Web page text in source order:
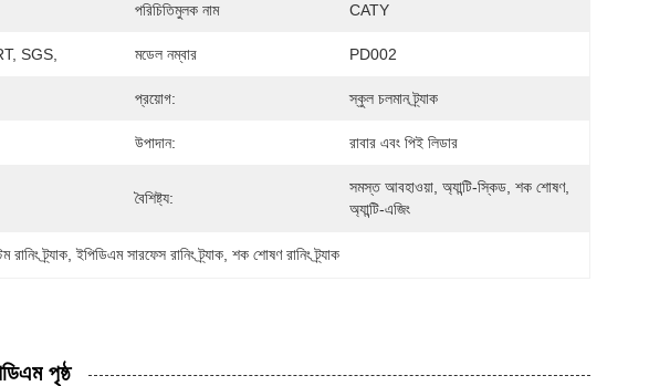
পরিচিতিমুলক নাম CATY
SGS, মডেল নম্বার PD002
প্রয়োগ: স্কুল চলমান ট্র্যাক
উপাদান: রাবার এবং পিই লিডার
বৈশিষ্ট্য:
সমস্ত আবহাওয়া, অ্যান্টি-স্কিড, শক শোষণ,
অ্যান্টি-এজিং
রানিং ট্র্যাক , ইপিডিএম সারফেস রানিং ট্র্যাক , শক শোষণ রানিং ট্র্যাক
পৃষ্ঠ